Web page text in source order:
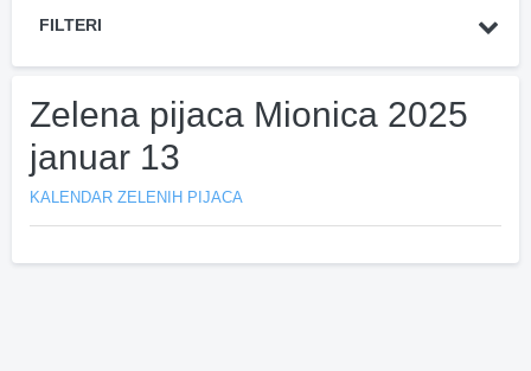
FILTERI
Zelena pijaca Mionica 2025
januar 13
KALENDAR ZELENIH PIJACA